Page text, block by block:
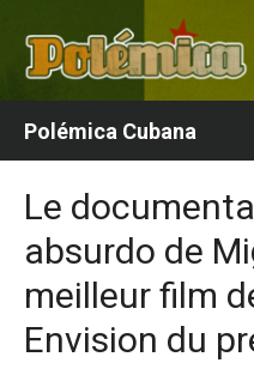
contenu
Polémica Cubana
Le
absurdo de
meilleur film
Envision du